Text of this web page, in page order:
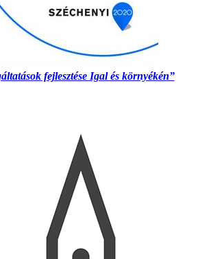
fejlesztése Igal és környékén”